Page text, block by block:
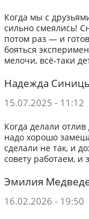
Когда мы с
сильно смеялись!
потом раз — и
бояться
мелочи, всё-таки
Надежда
15.07.2025 - 11:12
Когда делали
надо хорошо
сделали не так, и
совету работаем, и
Эмилия
16.02.2026 - 19:50